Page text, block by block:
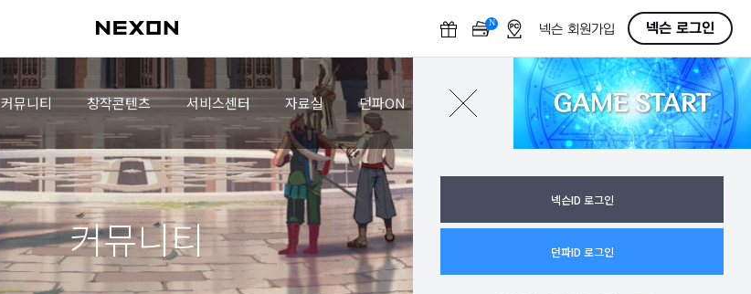
N
F
넥슨 회원가입 넥슨 로그인
커뮤니티 창작콘텐츠 서비스센터 자료실 던파ON GAME START
로그인
넥슨ID 로그인
던파ID 로그인
커뮤니티